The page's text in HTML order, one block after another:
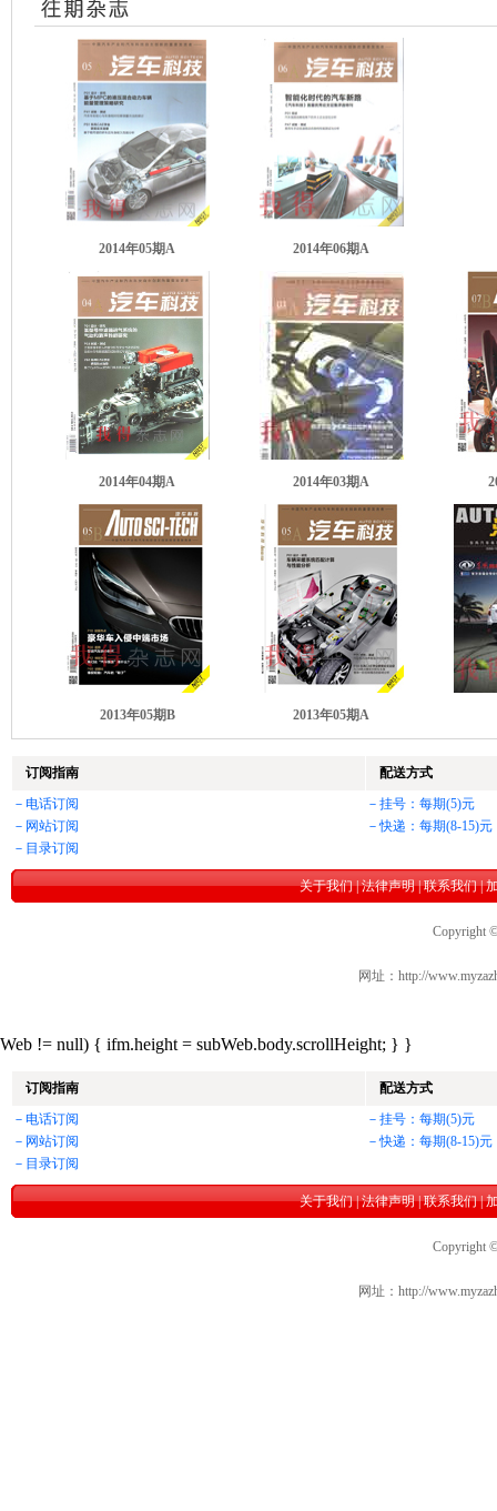
2014年05期A 2014年06期A
2014年04期A 2014年03期A
2013年05期B 2013年05期A
Web != null) { ifm.height = subWeb.body.scrollHeight; } }